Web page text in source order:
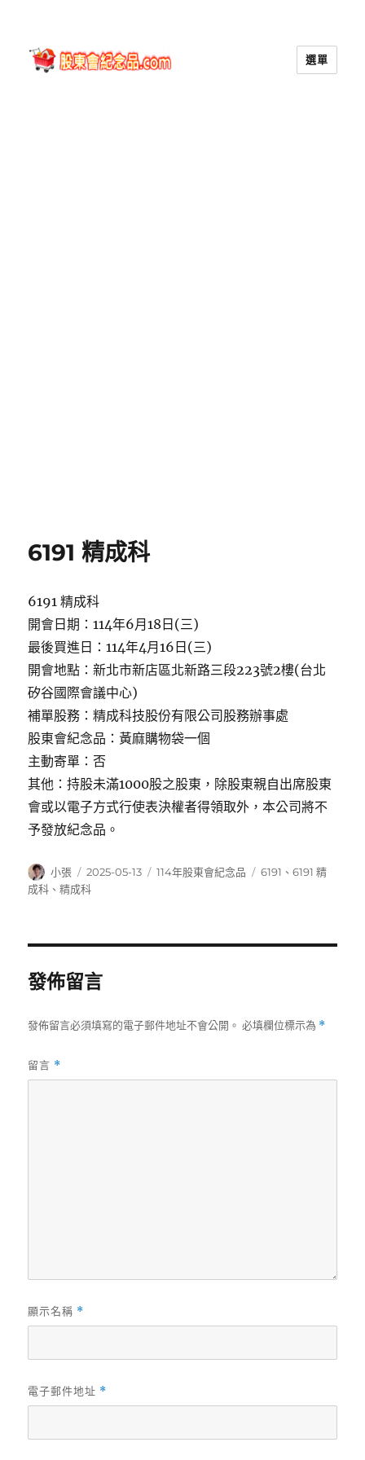
選單
6191 精成科
6191 精成科
開會日期：114年6月18日(三)
最後買進日：114年4月16日(三)
開會地點：新北市新店區北新路三段223號2樓(台北
矽谷國際會議中心)
補單股務：精成科技股份有限公司股務辦事處
股東會紀念品：黃麻購物袋一個
主動寄單：否
其他：持股未滿1000股之股東，除股東親自出席股東
會或以電子方式行使表決權者得領取外，本公司將不
予發放紀念品。
作
者
小張
發
佈
2025-05-13
分
114年股東會紀念品
標
6191 、6191 精
成科 、精成科
發佈留言
發佈留言必須填寫的電子郵件地址不會公開。 必填欄位標示為 *
留言 *
顯示名稱 *
電子郵件地址 *